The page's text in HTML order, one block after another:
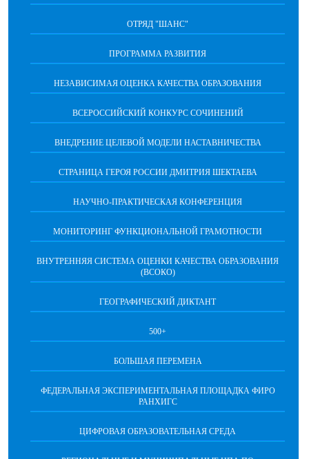
ОТРЯД "ШАНС"
ПРОГРАММА РАЗВИТИЯ
НЕЗАВИСИМАЯ ОЦЕНКА КАЧЕСТВА ОБРАЗОВАНИЯ
ВСЕРОССИЙСКИЙ КОНКУРС СОЧИНЕНИЙ
ВНЕДРЕНИЕ ЦЕЛЕВОЙ МОДЕЛИ НАСТАВНИЧЕСТВА
СТРАНИЦА ГЕРОЯ РОССИИ ДМИТРИЯ ШЕКТАЕВА
НАУЧНО-ПРАКТИЧЕСКАЯ КОНФЕРЕНЦИЯ
МОНИТОРИНГ ФУНКЦИОНАЛЬНОЙ ГРАМОТНОСТИ
ВНУТРЕННЯЯ СИСТЕМА ОЦЕНКИ КАЧЕСТВА ОБРАЗОВАНИЯ
(ВСОКО)
ГЕОГРАФИЧЕСКИЙ ДИКТАНТ
500+
БОЛЬШАЯ ПЕРЕМЕНА
ФЕДЕРАЛЬНАЯ ЭКСПЕРИМЕНТАЛЬНАЯ ПЛОЩАДКА ФИРО
РАНХИГС
ЦИФРОВАЯ ОБРАЗОВАТЕЛЬНАЯ СРЕДА